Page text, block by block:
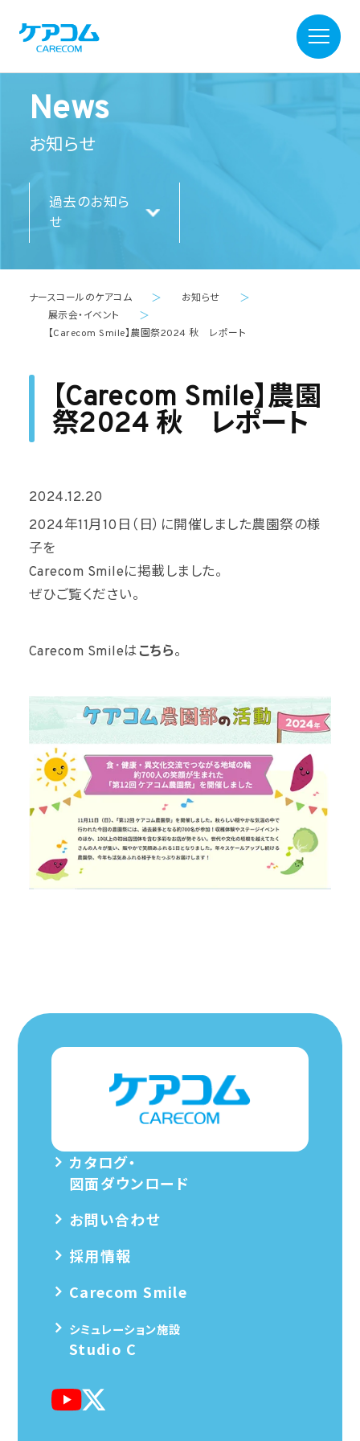
News
お知らせ
過去のお知ら
せ
ナースコールのケアコム ＞ お知らせ ＞
展示会・イベント ＞
【Carecom Smile】農園祭2024 秋 レポート
【Carecom Smile】農園
祭2024 秋 レポート
2024.12.20
2024年11月10日（日）に開催しました農園祭の様
子を
Carecom Smileに掲載しました。
ぜひご覧ください。
Carecom Smileはこちら。
カタログ・
図面ダウンロード
お問い合わせ
採用情報
Carecom Smile
シミュレーション施設
Studio C